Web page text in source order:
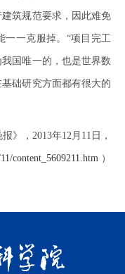
筑规范要求，因此难免
一一克服掉。“项目完工
国唯一的，也是世界数
础研究方面都有很大的
》，2013年12月11日，
content_5609211.htm ）